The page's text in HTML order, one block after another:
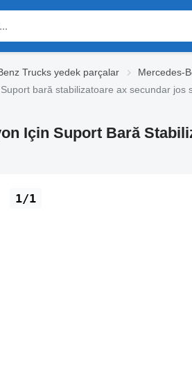
Trucks yedek parçalar
Mercedes-
bară stabilizatoare ax secundar jos
Için Suport Bară
1/1